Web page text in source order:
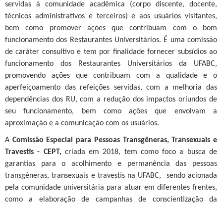
servidas à comunidade acadêmica (corpo discente, docente,
técnicos administrativos e terceiros) e aos usuários visitantes,
bem como promover ações que contribuam com o bom
funcionamento dos Restaurantes Universitários. É uma comissão
de caráter consultivo e tem por finalidade fornecer subsídios ao
funcionamento dos Restaurantes Universitários da UFABC,
promovendo ações que contribuam com a qualidade e o
aperfeiçoamento das refeições servidas, com a melhoria das
dependências dos RU, com a redução dos impactos oriundos de
seu funcionamento, bem como ações que envolvam a
aproximação e a comunicação com os usuários.
A Comissão Especial para Pessoas Transgêneras, Transexuais e
Travestis - CEPT, criada em 2018, tem como foco a busca de
garantias para o acolhimento e permanência das pessoas
transgêneras, transexuais e travestis na UFABC, sendo acionada
pela comunidade universitária para atuar em diferentes frentes,
como a elaboração de campanhas de conscientização da